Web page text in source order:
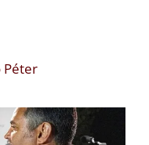
Péter